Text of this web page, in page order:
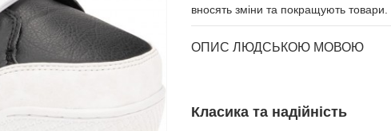
вносять зміни та покращують товари.
ОПИС ЛЮДСЬКОЮ МОВОЮ
Класика та надійність